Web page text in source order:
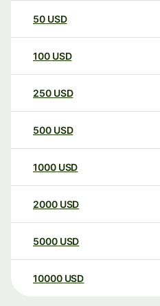
50 USD
100 USD
250 USD
500 USD
1000 USD
2000 USD
5000 USD
10000 USD